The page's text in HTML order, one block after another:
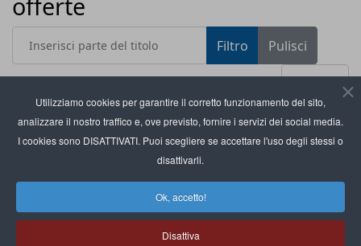
Utilizziamo cookies per garantire il corretto funzionamento del sito,
analizzare il nostro traffico e, ove previsto, fornire i servizi dei social media.
I cookies sono DISATTIVATI. Puoi scegliere se accettare l'uso degli stessi o
disattivarli.
Ok, accetto!
Disattiva
Inserisci parte del titolo Filtro
Pulisci
Visualizza #
Titolo
Catawiki introduce la diretta streaming nelle
Lectra: offerte anticipate nel Black Friday, ma
non tutto va in sconto